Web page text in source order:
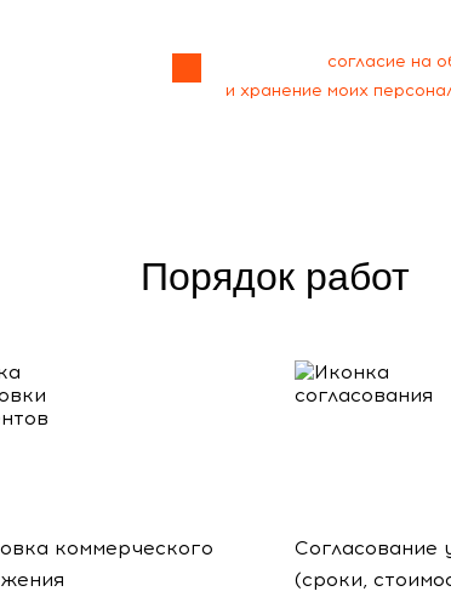
согласие на
и хранение моих
Порядок работ
коммерческого
Согласование
(сроки,